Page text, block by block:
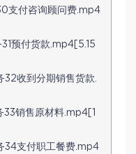
支付咨询顾问费.mp4
预付货款.mp4[5.15
32收到分期销售货款.
33销售原材料.mp4[1
34支付职工餐费.mp4